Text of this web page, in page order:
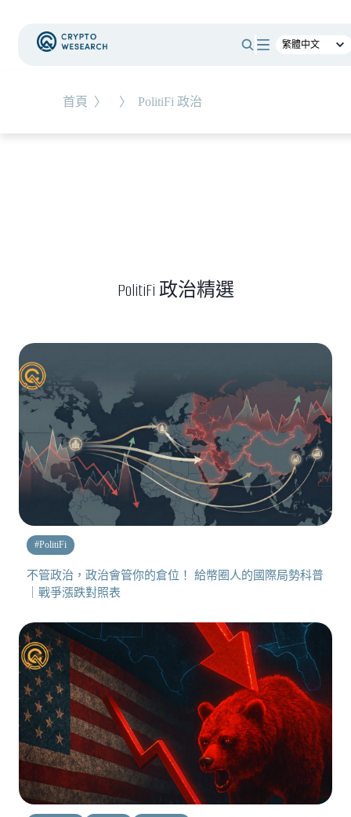
首頁 〉 〉 PolitiFi 政治
總體經濟 Corporate Adoption
PolitiFi 政治精選
#PolitiFi
不管政治，政治會管你的倉位！ 給幣圈人的國際局勢科普
｜戰爭漲跌對照表